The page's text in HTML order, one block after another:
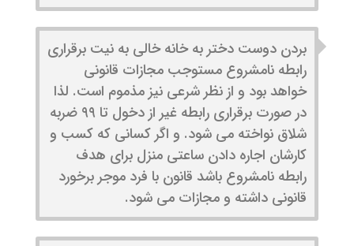
بردن دوست دختر به خانه خالی به نیت برقراری
رابطه نامشروع مستوجب مجازات قانونی
خواهد بود و از نظر شرعی نیز مذموم است. لذا
در صورت برقراری رابطه غیر از دخول تا ۹۹ ضربه
شلاق نواخته می شود. و اگر کسانی که کسب و
کارشان اجاره دادن ساعتی منزل برای هدف
رابطه نامشروع باشد قانون با فرد موجر برخورد
قانونی داشته و مجازات می شود.